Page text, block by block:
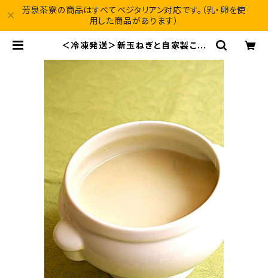
芳泉茶寮の商品はすべてベジタリアン対応です。（乳・卵を使
用した商品があります）
＜冷凍発送＞新玉ねぎと自家製こめ